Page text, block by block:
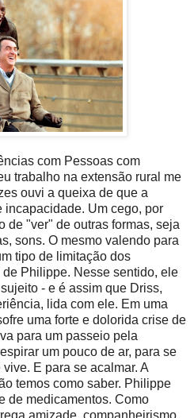
com Pessoas com
trabalho na extensão rural me
ouvi a queixa de que a
incapacidade. Um cego, por
de "ver" de outras formas, seja
sons. O mesmo valendo para
tipo de limitação dos
Philippe. Nesse sentido, ele
- e é assim que Driss,
lida com ele. Em uma
uma forte e dolorida crise de
para um passeio pela
um pouco de ar, para se
E para se acalmar. A
temos como saber. Philippe
de medicamentos. Como
amizade, companheirismo,